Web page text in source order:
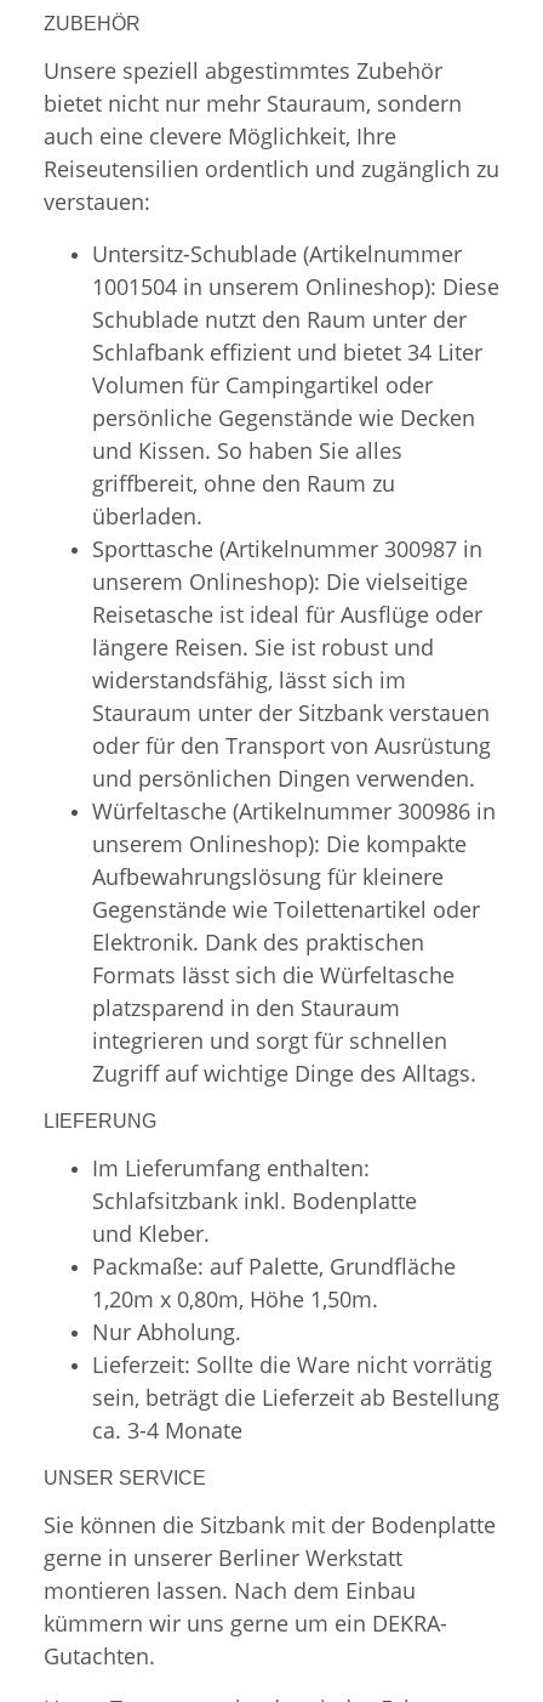
ZUBEHÖR
Unsere speziell abgestimmtes Zubehör
bietet nicht nur mehr Stauraum, sondern
auch eine clevere Möglichkeit, Ihre
Reiseutensilien ordentlich und zugänglich zu
verstauen:
Untersitz-Schublade (Artikelnummer
1001504 in unserem Onlineshop): Diese
Schublade nutzt den Raum unter der
Schlafbank effizient und bietet 34 Liter
Volumen für Campingartikel oder
persönliche Gegenstände wie Decken
und Kissen. So haben Sie alles
griffbereit, ohne den Raum zu
überladen.
Sporttasche (Artikelnummer 300987 in
unserem Onlineshop): Die vielseitige
Reisetasche ist ideal für Ausflüge oder
längere Reisen. Sie ist robust und
widerstandsfähig, lässt sich im
Stauraum unter der Sitzbank verstauen
oder für den Transport von Ausrüstung
und persönlichen Dingen verwenden.
Würfeltasche (Artikelnummer 300986 in
unserem Onlineshop): Die kompakte
Aufbewahrungslösung für kleinere
Gegenstände wie Toilettenartikel oder
Elektronik. Dank des praktischen
Formats lässt sich die Würfeltasche
platzsparend in den Stauraum
integrieren und sorgt für schnellen
Zugriff auf wichtige Dinge des Alltags.
LIEFERUNG
Im Lieferumfang enthalten:
Schlafsitzbank inkl. Bodenplatte
und Kleber.
Packmaße: auf Palette, Grundfläche
1,20m x 0,80m, Höhe 1,50m.
Nur Abholung.
Lieferzeit: Sollte die Ware nicht vorrätig
sein, beträgt die Lieferzeit ab Bestellung
ca. 3-4 Monate
UNSER SERVICE
Sie können die Sitzbank mit der Bodenplatte
gerne in unserer Berliner Werkstatt
montieren lassen. Nach dem Einbau
kümmern wir uns gerne um ein DEKRA-
Gutachten.